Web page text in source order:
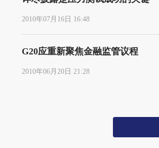
2010年07月16日 16:48
G20应重新聚焦金融监管议程
2010年06月20日 21:28